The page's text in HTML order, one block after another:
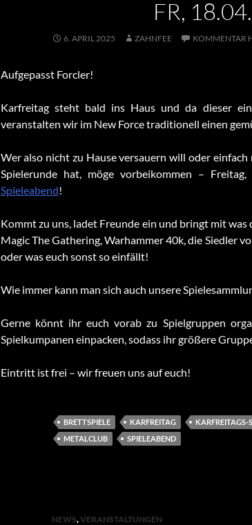
FR,
6. APRIL 2025 ZAHNFEE KOMMENTAR
Aufgepasst Forcler!
Karfreitag steht bald ins Haus und da dieser
veranstalten wir im New Force traditionell einen
Wer also nicht zu Hause versauern will oder
Spielerunde hat, möge vorbeikommen –
Spieleabend!
Kommt zu uns, ladet Freunde ein und bringt mit was
Magic The Gathering, Warhammer 40k, die Siedler
oder was euch sonst so einfällt!
Wie immer kann man sich auch unsere
Gerne könnt ihr euch vorab zu Spielgruppen
Spielkumpanen einpacken, sodass ihr größere
Eintritt ist frei – wir freuen uns auf euch!
BRETTSPIELE KARFREITAG KARFREITAGS-
METALCLUB
SPIELEABEND
NEWS,VERANSTALTUNGEN